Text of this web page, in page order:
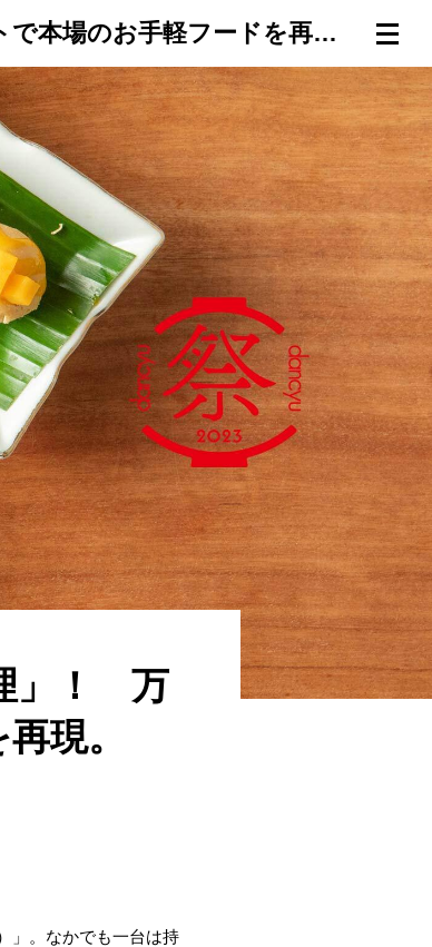
倶楽部入会 （無料） ログイン 森枝 幹シェフ監修「BRUNO流 タイ風 屋台料理」！ 万能たこ焼きプレートで本場のお手軽フードを再現。
」！ 万
現。
」。なかでも一台は持